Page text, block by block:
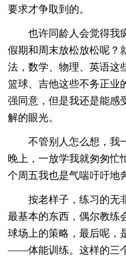
要求才争取到的。
也许同龄人会觉得我
假期和周末放松放松呢？
法，数学、物理、英语这
篮球、吉他这些不务正业
强同意，但是我还是能感
解的眼光。
不管别人怎么想，我
晚上，一放学我就匆匆忙
个周五我也是气喘吁吁地
按老样子，练习的无
最基本的东西，偶尔教练
球场上的策略，最后呢，
——体能训练。这样的三